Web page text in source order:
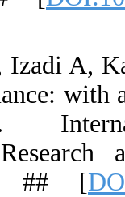
29.
exercise
17(22):